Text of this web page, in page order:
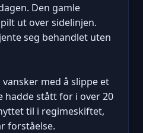
Den gamle
ut over sidelinjen.
seg behandlet uten
med å slippe et
hadde stått for i over 20
til i regimeskiftet,
forståelse.